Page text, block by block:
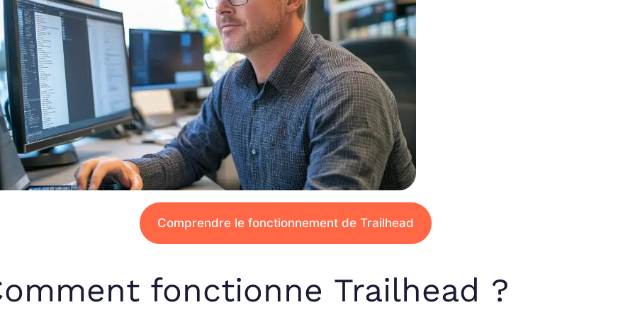
Comprendre le fonctionnement de Trailhead
fonctionne Trailhead ?